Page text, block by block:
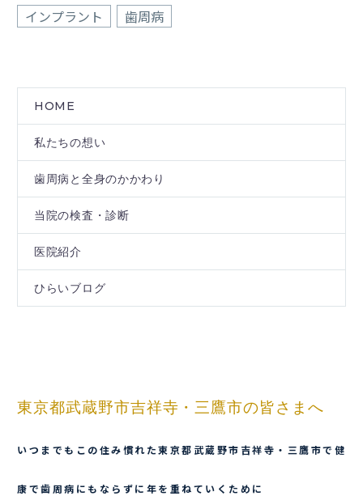
インプラント 歯周病
HOME
私たちの想い
歯周病と全身のかかわり
当院の検査・診断
医院紹介
ひらいブログ
東京都武蔵野市吉祥寺・三鷹市の皆さまへ
いつまでもこの住み慣れた東京都武蔵野市吉祥寺・三鷹市で健
康で歯周病にもならずに年を重ねていくために